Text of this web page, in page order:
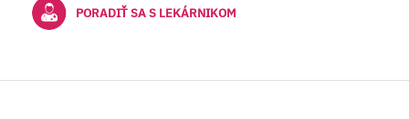
PORADIŤ SA S LEKÁRNIKOM